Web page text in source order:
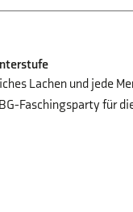
Lachen und jede
Faschingsparty für